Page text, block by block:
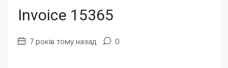
Invoice 15365
7 років тому назад 0